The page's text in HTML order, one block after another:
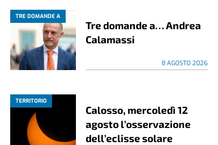
TRE DOMANDE A
Tre domande a… Andrea
Calamassi
8 AGOSTO 2026
TERRITORIO
Calosso, mercoledì 12
agosto l’osservazione
dell’eclisse solare